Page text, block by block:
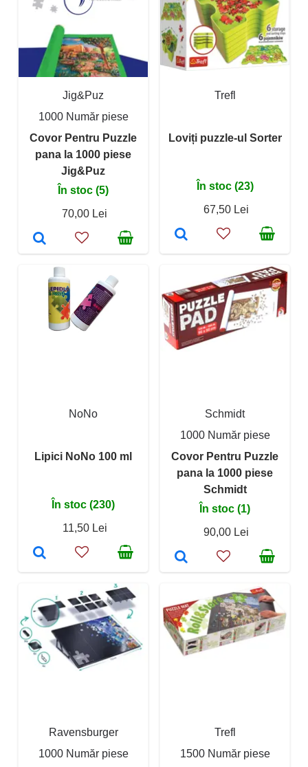
Jig&Puz
1000 Număr piese
Covor Pentru Puzzle
pana la 1000 piese
Jig&Puz
În stoc (5)
70,00 Lei
Trefl
Loviți puzzle-ul Sorter
În stoc (23)
67,50 Lei
NoNo
Lipici NoNo 100 ml
În stoc (230)
11,50 Lei
Schmidt
1000 Număr piese
Covor Pentru Puzzle
pana la 1000 piese
Schmidt
În stoc (1)
90,00 Lei
Ravensburger
1000 Număr piese
Trefl
1500 Număr piese